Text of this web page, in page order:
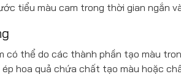
tiểu màu cam trong thời gian ngắn
có thể do các thành phần tạo màu
hoa quả chứa chất tạo màu hoặc